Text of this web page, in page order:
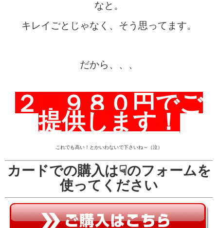
なと。
キレイごとじゃなく、そう思ってます。
だから、、、
２，９８０円でご
提供します！
これでも高い！とかいわないで下さいね～（泣）
カードでの購入は☟のフォームを
使ってください